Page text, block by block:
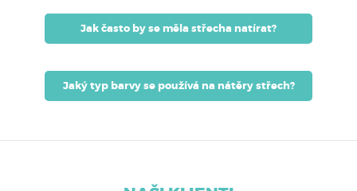
Jak často by se měla střecha natírat?
Jaký typ barvy se používá na nátěry střech?